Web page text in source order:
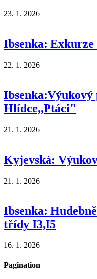
23. 1. 2026
Ibsenka: Exkurze
22. 1. 2026
Ibsenka:Výukový
Hlídce,,Ptáci"
21. 1. 2026
Kyjevská:
21. 1. 2026
Ibsenka:
třídy I3,I5
16. 1. 2026
Pagination